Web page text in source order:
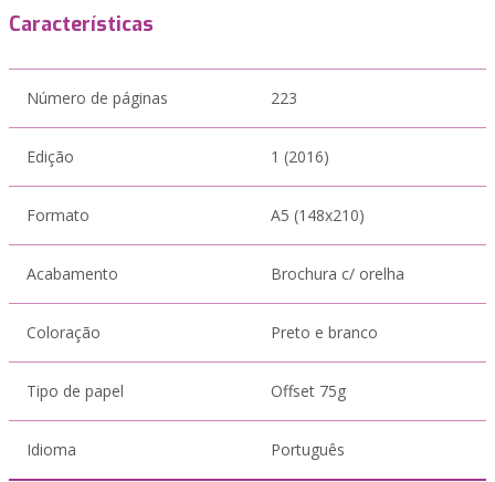
Características
Número de páginas 223
Edição 1 (2016)
Formato A5 (148x210)
Acabamento Brochura c/ orelha
Coloração Preto e branco
Tipo de papel Offset 75g
Idioma Português